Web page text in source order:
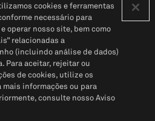
privacidade do cliente (em inglês)
Pessoais© 2026 S&P Global
cookies e ferramentas
necessário para
operar nosso site, bem como
relacionadas a
(incluindo análise de dados)
Para aceitar, rejeitar ou
de cookies, utilize os
mais informações ou para
consulte nosso Aviso